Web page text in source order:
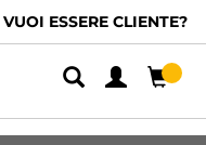
VUOI ESSERE CLIENTE?